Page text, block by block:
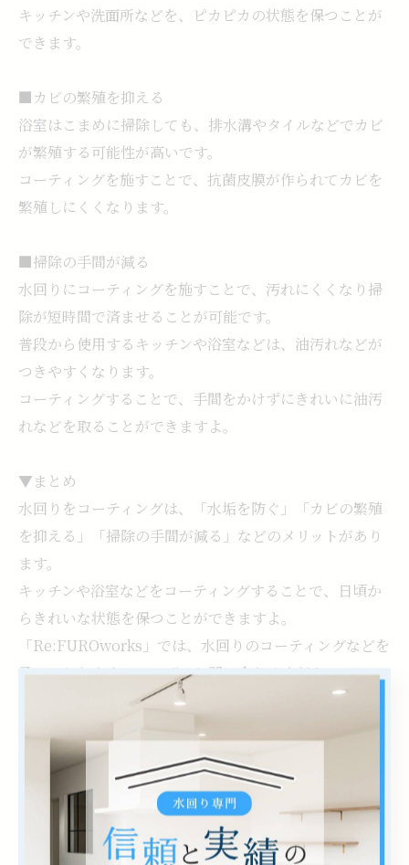
キッチンや洗面所などを、ピカピカの状態を保つことが
できます。
■カビの繁殖を抑える
浴室はこまめに掃除しても、排水溝やタイルなどでカビ
が繁殖する可能性が高いです。
コーティングを施すことで、抗菌皮膜が作られてカビを
繁殖しにくくなります。
■掃除の手間が減る
水回りにコーティングを施すことで、汚れにくくなり掃
除が短時間で済ませることが可能です。
普段から使用するキッチンや浴室などは、油汚れなどが
つきやすくなります。
コーティングすることで、手間をかけずにきれいに油汚
れなどを取ることができますよ。
▼まとめ
水回りをコーティングは、「水垢を防ぐ」「カビの繁殖
を抑える」「掃除の手間が減る」などのメリットがあり
ます。
キッチンや浴室などをコーティングすることで、日頃か
らきれいな状態を保つことができますよ。
「Re:FUROworks」では、水回りのコーティングなどを
承っておりますので、ぜひお問い合わせください。
--------------------------------------------------------------------